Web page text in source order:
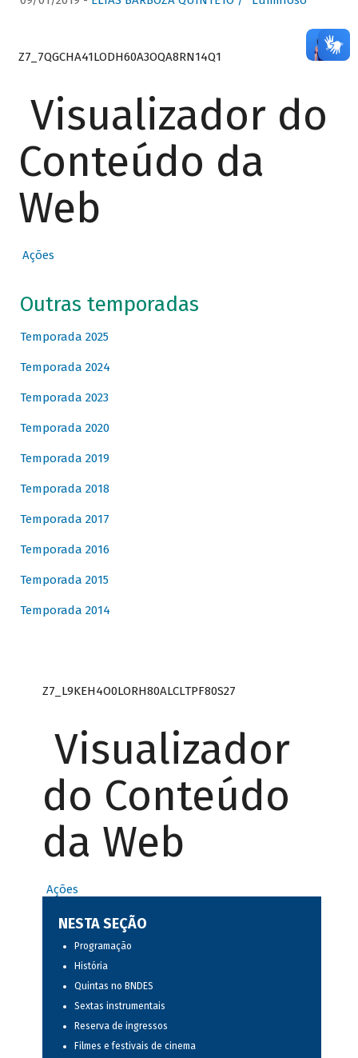
Z7_7QGCHA41LODH60A3OQA8RN14Q1
Visualizador do
Conteúdo da
Web
Ações
Outras temporadas
Temporada 2025
Temporada 2024
Temporada 2023
Temporada 2020
Temporada 2019
Temporada 2018
Temporada 2017
Temporada 2016
Temporada 2015
Temporada 2014
Z7_L9KEH4O0LORH80ALCLTPF80S27
Visualizador
do Conteúdo
da Web
Ações
NESTA SEÇÃO
Programação
História
Quintas no BNDES
Sextas instrumentais
Reserva de ingressos
Filmes e festivais de cinema